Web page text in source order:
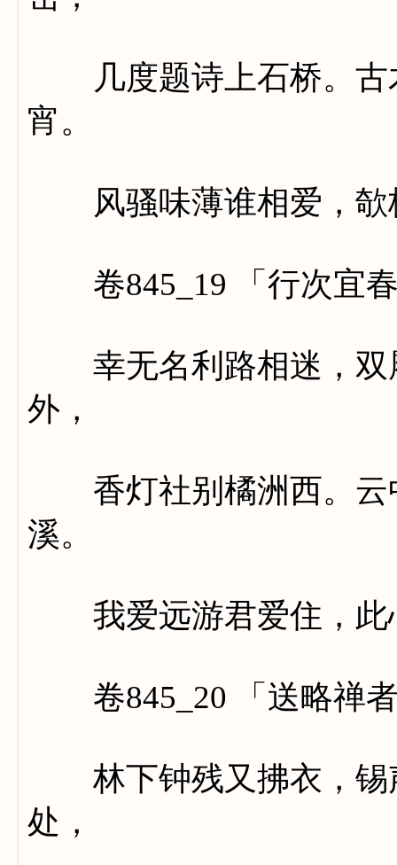
几度题诗上石桥。古
宵。
风骚味薄谁相爱，欹
卷845_19 「行次宜春
幸无名利路相迷，双
外，
香灯社别橘洲西。云
溪。
我爱远游君爱住，此
卷845_20 「送略禅者
林下钟残又拂衣，锡
处，